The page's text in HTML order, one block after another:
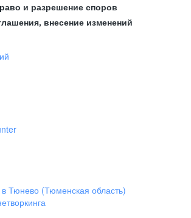
и разрешение споров
внесение изменений
Тюнево (Тюменская область)